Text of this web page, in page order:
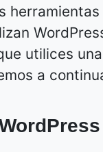
utilices
a